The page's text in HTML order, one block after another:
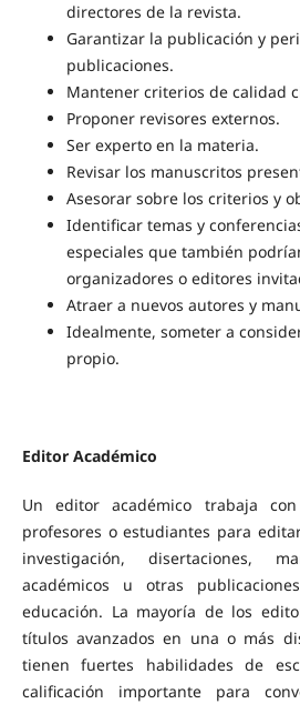
directores de la revista.
Garantizar la publicación y
publicaciones.
Mantener criterios de calidad
Proponer revisores externos.
Ser experto en la materia.
Revisar los manuscritos
Asesorar sobre los criterios y
Identificar temas y
especiales que también
organizadores o editores
Atraer a nuevos autores y
Idealmente, someter a
propio.
Editor Académico
Un editor académico trabaja con
profesores o estudiantes para
investigación, disertaciones,
académicos u otras
educación. La mayoría de los
títulos avanzados en una o más
tienen fuertes habilidades de
calificación importante para